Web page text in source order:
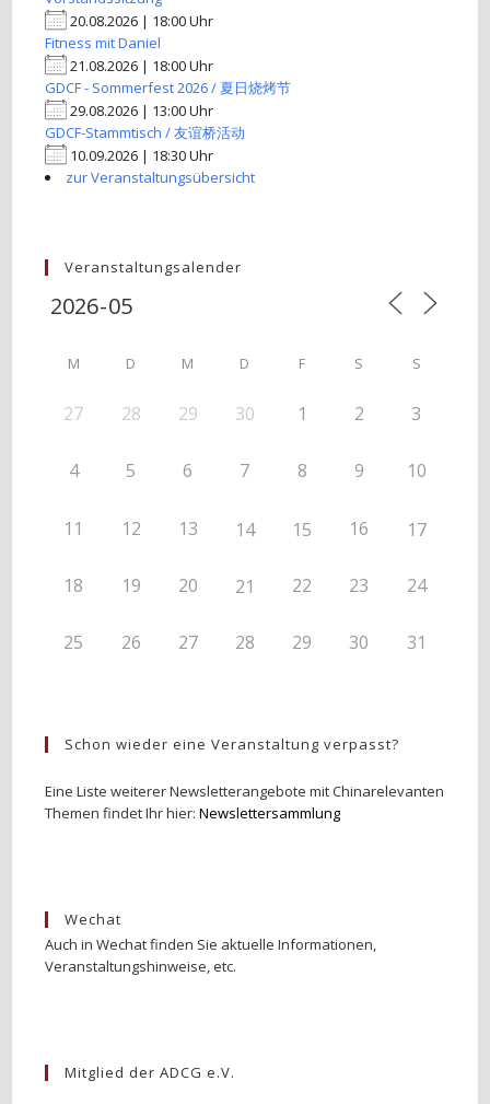
20.08.2026 | 18:00 Uhr
Fitness mit Daniel
21.08.2026 | 18:00 Uhr
GDCF - Sommerfest 2026 / 夏日烧烤节
29.08.2026 | 13:00 Uhr
GDCF-Stammtisch / 友谊桥活动
10.09.2026 | 18:30 Uhr
zur Veranstaltungsübersicht
Veranstaltungsalender
M D M D F S S
27 28 29 30 1 2 3
4 5 6 7 8 9 10
11 12 13 14 15 16 17
18 19 20 21 22 23 24
25 26 27 28 29 30 31
Schon wieder eine Veranstaltung verpasst?
Eine Liste weiterer Newsletterangebote mit Chinarelevanten
Themen findet Ihr hier:Newslettersammlung
Wechat
Auch in Wechat finden Sie aktuelle Informationen,
Veranstaltungshinweise, etc.
Mitglied der ADCG e.V.